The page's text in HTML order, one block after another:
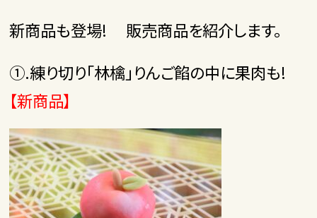
新商品も登場! 販売商品を紹介します。
①.練り切り「林檎」りんご餡の中に果肉も!
【新商品】